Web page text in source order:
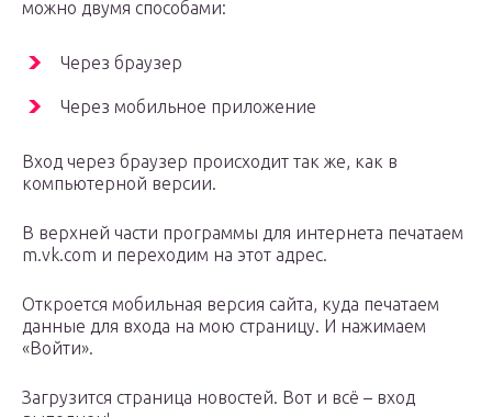
можно двумя способами:
Через браузер
Через мобильное приложение
Вход через браузер происходит так же, как в
компьютерной версии.
В верхней части программы для интернета печатаем
m.vk.com и переходим на этот адрес.
Откроется мобильная версия сайта, куда печатаем
данные для входа на мою страницу. И нажимаем
«Войти».
Загрузится страница новостей. Вот и всё – вход